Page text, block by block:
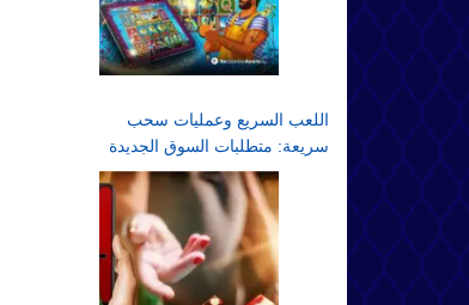
اللعب السريع وعمليات سحب
سريعة: متطلبات السوق الجديدة